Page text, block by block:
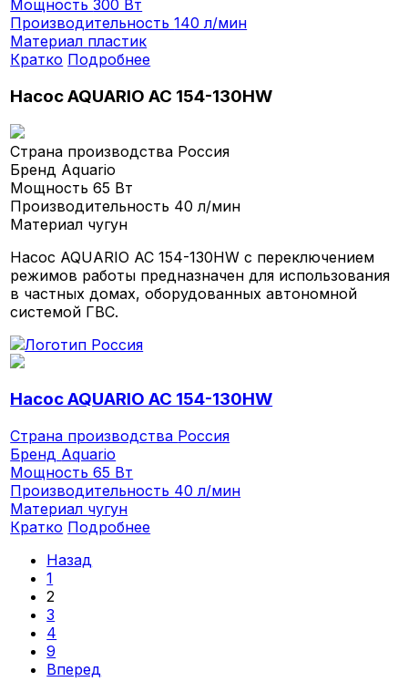
Мощность300 Вт
Производительность140 л/мин
Материал пластик
Кратко Подробнее
Насос AQUARIO AC 154-130HW
Страна производства Россия
Бренд Aquario
Мощность65 Вт
Производительность 40 л/мин
Материал чугун
Насос AQUARIO AC 154-130HW с переключением
режимов работы предназначен для использования
в частных домах, оборудованных автономной
системой ГВС.
Насос AQUARIO AC 154-130HW
Страна производства Россия
Бренд Aquario
Мощность65 Вт
Производительность 40 л/мин
Материал чугун
Кратко Подробнее
Назад
1
2
3
4
9
Вперед